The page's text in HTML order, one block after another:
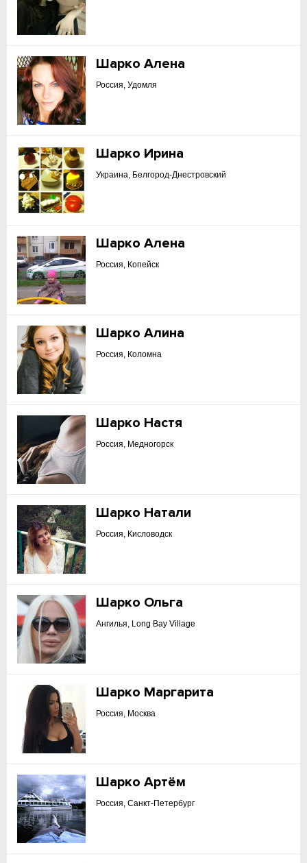
Шарко Алена
Россия, Удомля
Шарко Ирина
Украина, Белгород-Днестровский
Шарко Алена
Россия, Копейск
Шарко Алина
Россия, Коломна
Шарко Настя
Россия, Медногорск
Шарко Натали
Россия, Кисловодск
Шарко Ольга
Ангилья, Long Bay Village
Шарко Маргарита
Россия, Москва
Шарко Артём
Россия, Санкт-Петербург